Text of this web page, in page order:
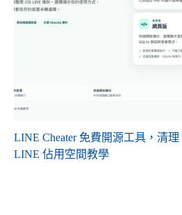
LINE Cheater 免費開源工具，清理
LINE 佔用空間教學